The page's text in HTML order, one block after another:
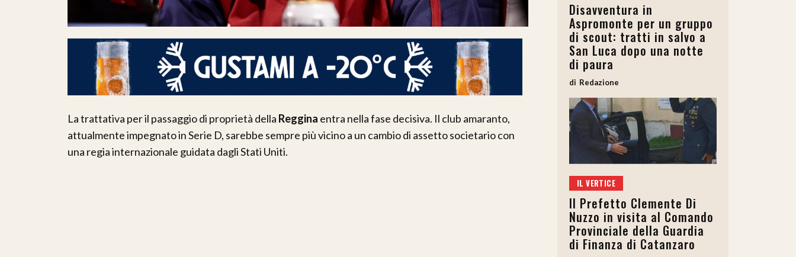
La trattativa per il passaggio di proprietà della Reggina entra nella fase decisiva. Il club amaranto,
attualmente impegnato in Serie D, sarebbe sempre più vicino a un cambio di assetto societario con
una regia internazionale guidata dagli Stati Uniti.
Disavventura in
Aspromonte per un gruppo
di scout: tratti in salvo a
San Luca dopo una notte
di paura
Redazione
IL VERTICE
Il Prefetto Clemente Di
Nuzzo in visita al Comando
Provinciale della Guardia
di Finanza di Catanzaro